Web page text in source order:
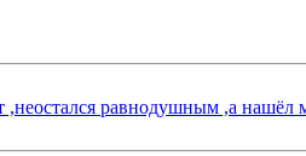
равнодушным ,а